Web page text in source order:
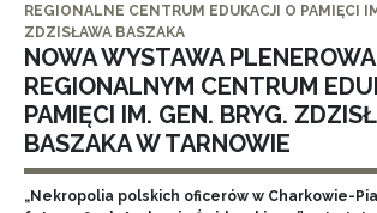
REGIONALNE CENTRUM EDUKACJI O PAMIĘCI
ZDZISŁAWA BASZAKA
NOWA WYSTAWA
REGIONALNYM CENTRUM
PAMIĘCI IM. GEN. BRYG.
BASZAKA W TARNOWIE
„Nekropolia polskich oficerów w Charkowie-